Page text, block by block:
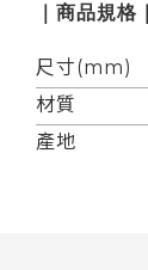
｜商品規格｜
尺寸(mm)
材質
產地